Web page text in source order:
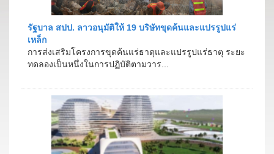
รัฐบาล สปป. ลาวอนุมัติให้ 19 บริษัทขุดค้นและแปรรูปแร่
เหล็ก
การส่งเสริมโครงการขุดค้นแร่ธาตุและแปรรูปแร่ธาตุ ระยะ
ทดลองเป็นหนึ่งในการปฏิบัติตามวาร...